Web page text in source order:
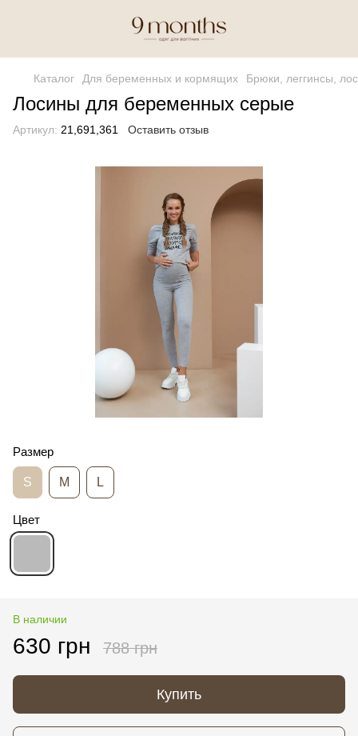
Каталог Для беременных и кормящих Брюки, леггинсы,
Лосины для беременных серые
Артикул: 21,691,361 Оставить отзыв
Размер
S M L
Цвет
В наличии
630 грн 788 грн
Купить